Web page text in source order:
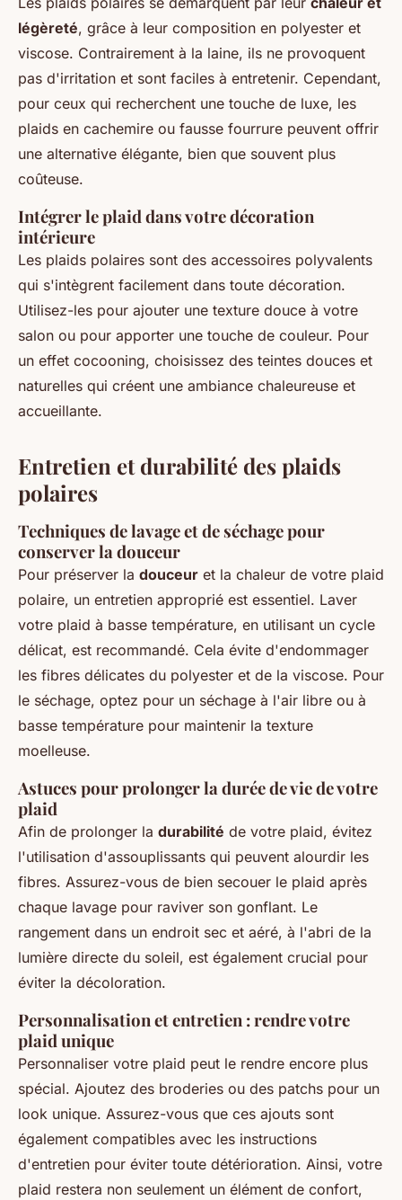
légèreté, grâce à leur composition en polyester et
viscose. Contrairement à la laine, ils ne provoquent
pas d'irritation et sont faciles à entretenir. Cependant,
pour ceux qui recherchent une touche de luxe, les
plaids en cachemire ou fausse fourrure peuvent offrir
une alternative élégante, bien que souvent plus
coûteuse.
Intégrer le plaid dans votre décoration
intérieure
Les plaids polaires sont des accessoires polyvalents
qui s'intègrent facilement dans toute décoration.
Utilisez-les pour ajouter une texture douce à votre
salon ou pour apporter une touche de couleur. Pour
un effet cocooning, choisissez des teintes douces et
naturelles qui créent une ambiance chaleureuse et
accueillante.
Entretien et durabilité des plaids
polaires
Techniques de lavage et de séchage pour
conserver la douceur
Pour préserver la douceur et la chaleur de votre plaid
polaire, un entretien approprié est essentiel. Laver
votre plaid à basse température, en utilisant un cycle
délicat, est recommandé. Cela évite d'endommager
les fibres délicates du polyester et de la viscose. Pour
le séchage, optez pour un séchage à l'air libre ou à
basse température pour maintenir la texture
moelleuse.
Astuces pour prolonger la durée de vie de votre
plaid
Afin de prolonger la durabilité de votre plaid, évitez
l'utilisation d'assouplissants qui peuvent alourdir les
fibres. Assurez-vous de bien secouer le plaid après
chaque lavage pour raviver son gonflant. Le
rangement dans un endroit sec et aéré, à l'abri de la
lumière directe du soleil, est également crucial pour
éviter la décoloration.
Personnalisation et entretien : rendre votre
plaid unique
Personnaliser votre plaid peut le rendre encore plus
spécial. Ajoutez des broderies ou des patchs pour un
look unique. Assurez-vous que ces ajouts sont
également compatibles avec les instructions
d'entretien pour éviter toute détérioration. Ainsi, votre
plaid restera non seulement un élément de confort,